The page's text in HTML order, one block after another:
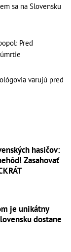
sa na Slovensku
Pred
varujú pred
hasičov:
Zasahovať
je unikátny
dostane